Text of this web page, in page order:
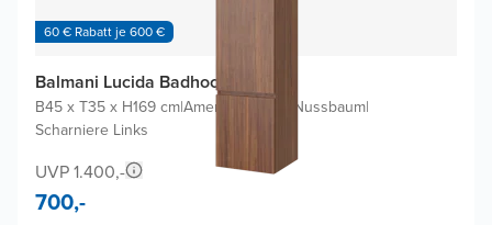
60 € Rabatt je 600 €
Balmani Lucida Badhochschrank
B45 x T35 x H169 cm|Amerikanischer Nussbaum|
Scharniere Links
UVP 1.400,-
700,-